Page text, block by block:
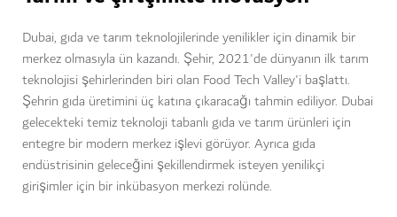
Dubai, gıda ve tarım teknolojilerinde yenilikler için dinamik bir
merkez olmasıyla ün kazandı. Şehir, 2021'de dünyanın ilk tarım
teknolojisi şehirlerinden biri olan Food Tech Valley'i başlattı.
Şehrin gıda üretimini üç katına çıkaracağı tahmin ediliyor. Dubai
gelecekteki temiz teknoloji tabanlı gıda ve tarım ürünleri için
entegre bir modern merkez işlevi görüyor. Ayrıca gıda
endüstrisinin geleceğini şekillendirmek isteyen yenilikçi
girişimler için bir inkübasyon merkezi rolünde.